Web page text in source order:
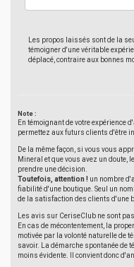
Les propos laissés sont de la
témoigner d'une véritable
déplacé, contraire aux bonnes
Note :
En témoignant de votre expérience
permettez aux futurs clients d'être
De la même façon, si vous vous
Mineral et que vous avez un doute,
prendre une décision.
Toutefois, attention ! un nombre
fiabilité d'une boutique. Seul un
de la satisfaction des clients d'une
Les avis sur CeriseClub ne sont
En cas de mécontentement, la
motivée par la volonté naturelle de
savoir. La démarche spontanée de
moins évidente. Il convient donc